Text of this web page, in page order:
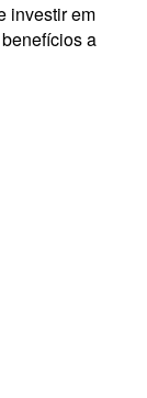
investir em
a